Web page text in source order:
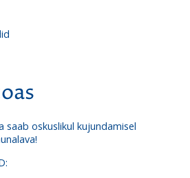
saab oskuslikul kujundamisel